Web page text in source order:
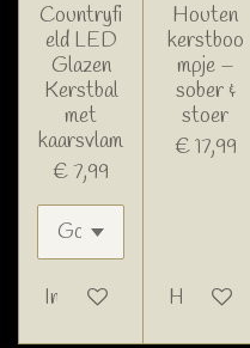
Countryfi
eld LED
Glazen
Kerstbal
met
kaarsvlam
€ 7,99
In winkelwagen
Houten
kerstboo
mpje –
sober &
stoer
€ 17,99
Houd mij